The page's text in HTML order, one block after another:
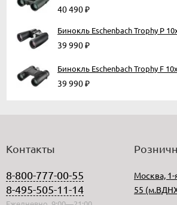
40 490₽
Бинокль Eschenbach Trophy P
39 990₽
Бинокль Eschenbach Trophy F
39 990₽
Контакты
8-800-777-00-55
8-495-505-11-14
Москва, 1-
55